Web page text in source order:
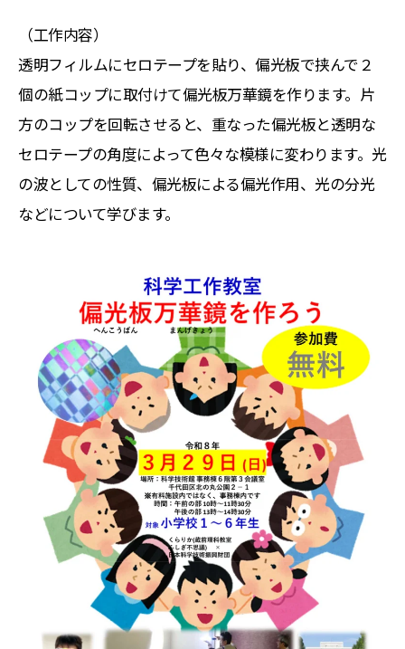
（工作内容）
透明フィルムにセロテープを貼り、偏光板で挟んで２
個の紙コップに取付けて偏光板万華鏡を作ります。片
方のコップを回転させると、重なった偏光板と透明な
セロテープの角度によって色々な模様に変わります。光
の波としての性質、偏光板による偏光作用、光の分光
などについて学びます。